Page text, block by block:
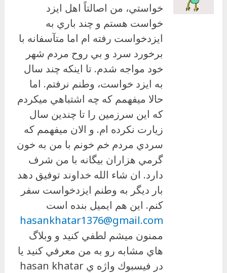
خواستي، من اصالتاً اهل ايزد
خواست هستم و چند باري به
ايزدخواست رفته ام اما متآسفانه با
برخورد سرد و بي روح مردم شهر
خود مواجه شدم. تا اينكه چند سال
به ايزد خواست، وطنم نرفتم. اما
حالا ميفهمم كه چه اشتباهي ميكردم
كه اين سرزمين را تا چندين سال
زيارت نكرده ام. و الان ميفهمم كه
سردي مردم خم خونم با من به خون
گرمي هزاران بيگانه با من شرف
دارد. ان شاء الله خداوند توفيق دهد
بار ديگر به وطنم ايزدخواست سفر
كنم. اين هم ايميل بنده است
hasankhatar1376@gmail.com
ممنون ميشم لطفي كنيد و وبلاگ
هاي مشابه رو به من معرفي كنيد يا
در فيسبوك واژه ي hasan khatar